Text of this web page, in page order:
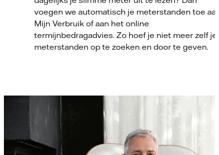
voegen we automatisch je meterstanden toe
Mijn Verbruik of aan het online
termijnbedragadvies. Zo hoef je niet meer zelf je
meterstanden op te zoeken en door te geven.